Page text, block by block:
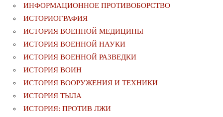
ИНФОРМАЦИОННОЕ ПРОТИВОБОРСТВО
ИСТОРИОГРАФИЯ
ИСТОРИЯ ВОЕННОЙ МЕДИЦИНЫ
ИСТОРИЯ ВОЕННОЙ НАУКИ
ИСТОРИЯ ВОЕННОЙ РАЗВЕДКИ
ИСТОРИЯ ВОИН
ИСТОРИЯ ВООРУЖЕНИЯ И ТЕХНИКИ
ИСТОРИЯ ТЫЛА
ИСТОРИЯ: ПРОТИВ ЛЖИ